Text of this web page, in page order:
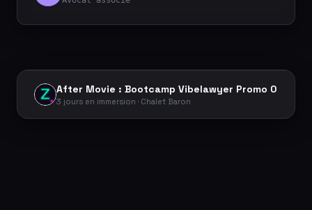
After Movie : Bootcamp Vibelawyer Promo 0
3 jours en immersion · Chalet Baron